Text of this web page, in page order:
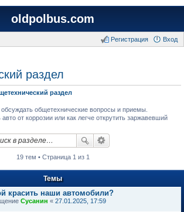
oldpolbus.com
Вход
Регистрация
раздел
раздел
общетехнические вопросы и приемы.
от коррозии или как легче открутить заржавевший
19 тем • Страница 1 из 1
Темы
красить наши автомобили?
Сусанин « 27.01.2025, 17:59